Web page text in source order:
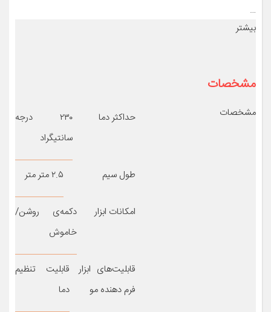
…
بیشتر
مشخصات
مشخصات حداکثر دما
۲۳۰ درجه
سانتیگراد
طول سیم ۲.۵ متر متر
امکانات ابزار
دکمه‌ی روشن/
خاموش
قابلیت‌های ابزار
فرم دهنده مو
قابلیت تنظیم
دما